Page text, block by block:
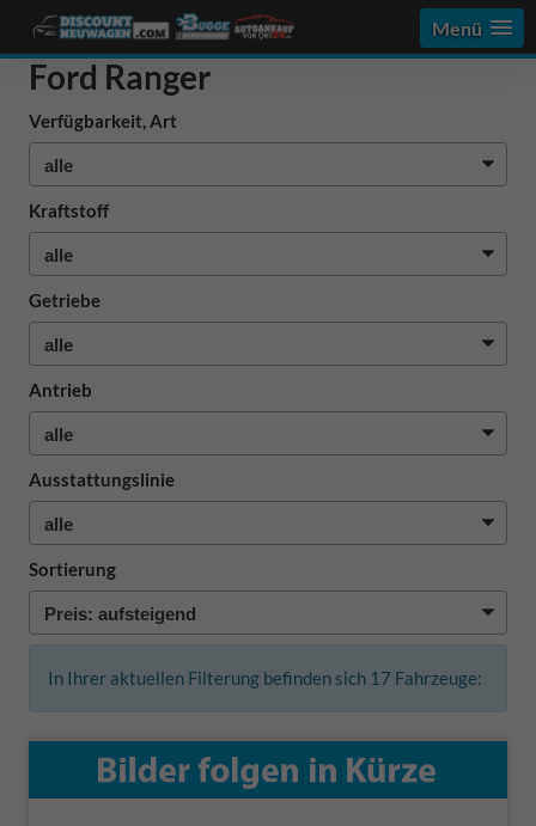
Menü
Ford Ranger
Verfügbarkeit, Art
Kraftstoff
Getriebe
Antrieb
Ausstattungslinie
Sortierung
In Ihrer aktuellen Filterung befinden sich 17 Fahrzeuge: